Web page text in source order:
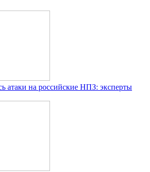
атаки на российские НПЗ: эксперты